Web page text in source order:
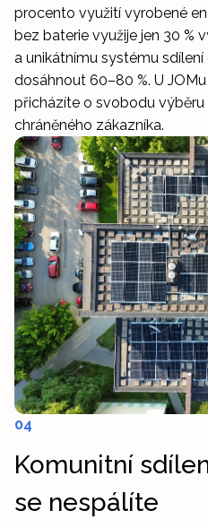
procento využití vyrobené
bez baterie využije jen 30 %
a unikátnímu systému
dosáhnout 60–80 %. U
přicházíte o svobodu
chráněného zákazníka.
04
Komunitní
se nespálíte